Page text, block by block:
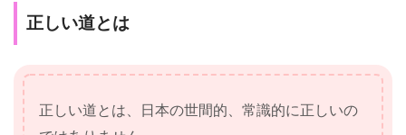
正しい道とは
正しい道とは、日本の世間的、常識的に正しいの